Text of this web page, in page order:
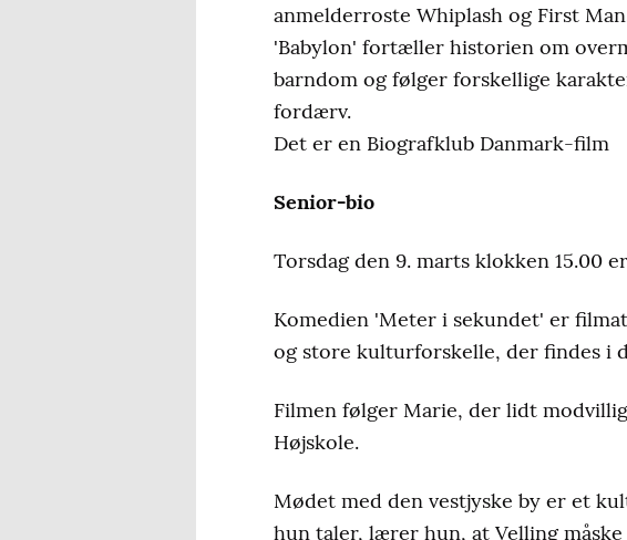
anmelderroste Whiplash og First
'Babylon' fortæller historien om
barndom og følger forskellige
fordærv.
Det er en Biografklub Danmark-film
Senior-bio
Torsdag den 9. marts klokken 15.00
Komedien 'Meter i sekundet' er
og store kulturforskelle, der findes i
Filmen følger Marie, der lidt
Højskole.
Mødet med den vestjyske by er et
hun taler, lærer hun, at Velling